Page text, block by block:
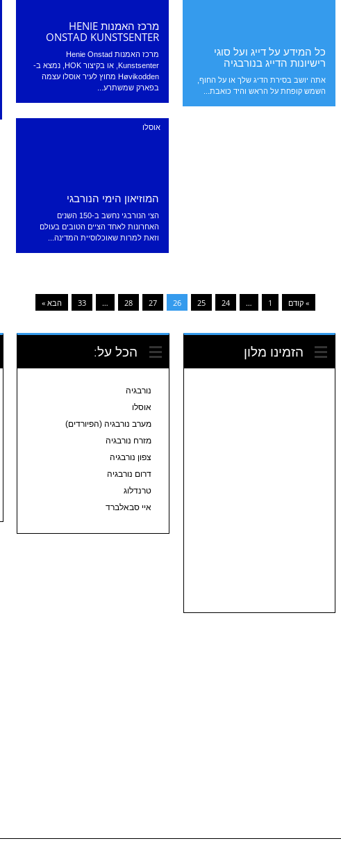
מרכז האמנות HENIE
ONSTAD KUNSTSENTER
מרכז האמנות Henie Onstad
Kunstsenter, או בקיצור HOK, נמצא ב-
Høvikodden מחוץ לעיר אוסלו עצמה
בפארק שמשתרע...
כל המידע על דייג ועל סוגי
רישיונות הדייג בנורבגיה
אתה יושב בסירת הדיג שלך או על החוף,
השמש קופחת על הראש והיד כואבת...
אוסלו
המוזיאון הימי הנורבגי
הצי הנורבגי נחשב ב-150 השנים
האחרונות לאחד הציים הטובים בעולם
וזאת למרות שאוכלוסיית המדינה...
» קודם 1
…
24
25
26
27
28
…
33 הבא »
הזמינו מלון הכל על:
נורבגיה
אוסלו
מערב נורבגיה (הפיורדים)
מזרח נורבגיה
צפון נורבגיה
דרום נורבגיה
טרנדלוג
איי סבאלברד